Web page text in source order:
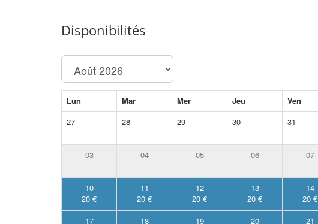
Disponibilités
Lun Mar Mer Jeu Ven
27
28 29 30 31
03 04 05 06 07
10
20 €
11
20 €
12
20 €
13
20 €
14
20 €
17
18
19
20
21